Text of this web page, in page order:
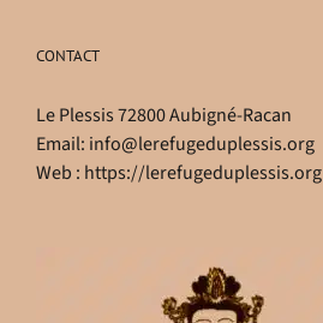
CONTACT
Le Plessis 72800 Aubigné-Racan
Email: info@lerefugeduplessis.org
Web : https://lerefugeduplessis.org